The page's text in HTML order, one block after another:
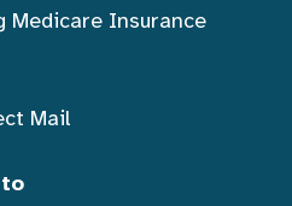
Medicare Insurance
Mail